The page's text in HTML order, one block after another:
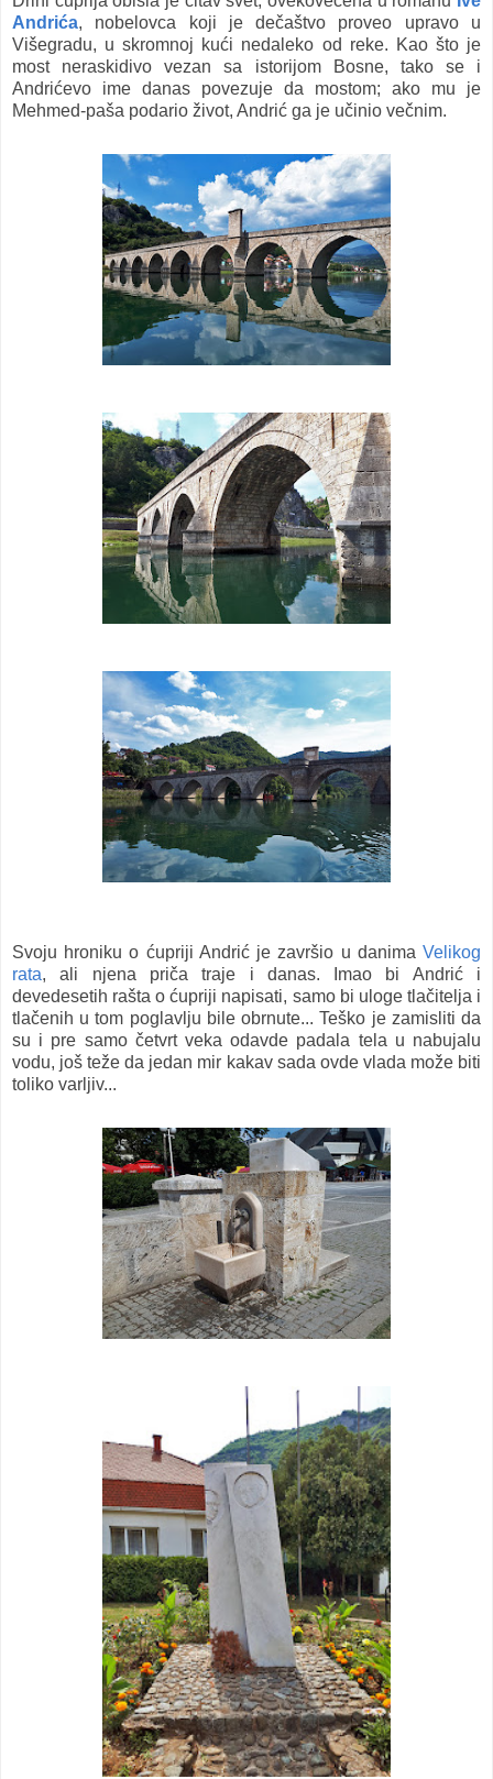
Andrića, nobelovca koji je dečaštvo proveo upravo u
Višegradu, u skromnoj kući nedaleko od reke. Kao što je
most neraskidivo vezan sa istorijom Bosne, tako se i
Andrićevo ime danas povezuje da mostom; ako mu je
Mehmed-paša podario život, Andrić ga je učinio večnim.
Svoju hroniku o ćupriji Andrić je završio u danima Velikog
rata, ali njena priča traje i danas.
Imao bi Andrić i
devedesetih rašta o ćupriji napisati, samo bi uloge tlačitelja i
tlačenih u tom poglavlju bile obrnute... Teško je zamisliti da
su i pre samo četvrt veka odavde padala tela u nabujalu
vodu, još teže da jedan mir kakav sada ovde vlada može biti
toliko varljiv...